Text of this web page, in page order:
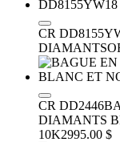
CR
DIAMANTS
CR DD2446
DIAMANTS
10K2995.00 $